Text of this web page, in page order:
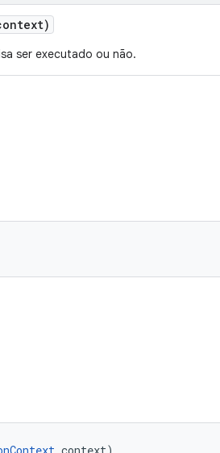
ser executado ou não.